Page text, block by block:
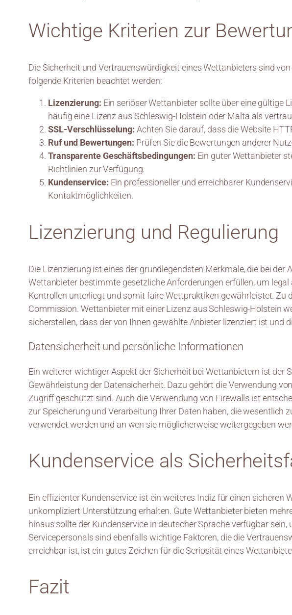
Wichtige Kriterien zur
Die Sicherheit und Vertrauenswürdigkeit eines Wettanbieters sind
folgende Kriterien beachtet werden:
Lizenzierung: Ein seriöser Wettanbieter sollte über eine gültige
häufig eine Lizenz aus Schleswig-Holstein oder Malta als
SSL-Verschlüsselung: Achten Sie darauf, dass die Website
Ruf und Bewertungen: Prüfen Sie die Bewertungen anderer
Transparente Geschäftsbedingungen: Ein guter Wettanbieter
Richtlinien zur Verfügung.
Kundenservice: Ein professioneller und erreichbarer
Kontaktmöglichkeiten.
Lizenzierung und Regulierung
Die Lizenzierung ist eines der grundlegendsten Merkmale, die bei
Wettanbieter bestimmte gesetzliche Anforderungen erfüllen, um
Kontrollen unterliegt und somit faire Wettpraktiken gewährleistet. Zu
Commission. Wettanbieter mit einer Lizenz aus Schleswig-Holstein
sicherstellen, dass der von Ihnen gewählte Anbieter lizenziert ist und
Datensicherheit und persönliche Informationen
Ein weiterer wichtiger Aspekt der Sicherheit bei Wettanbietern ist
Gewährleistung der Datensicherheit. Dazu gehört die Verwendung
Zugriff geschützt sind. Auch die Verwendung von Firewalls ist
zur Speicherung und Verarbeitung Ihrer Daten haben, die wesentlich
verwendet werden und an wen sie möglicherweise weitergegeben
Kundenservice als
Ein effizienter Kundenservice ist ein weiteres Indiz für einen
unkompliziert Unterstützung erhalten. Gute Wettanbieter bieten
hinaus sollte der Kundenservice in deutscher Sprache verfügbar
Servicepersonals sind ebenfalls wichtige Faktoren, die die
erreichbar ist, ist ein gutes Zeichen für die Seriosität eines
Fazit